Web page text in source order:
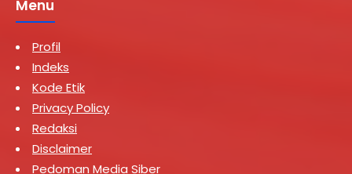
Menu
Profil
Indeks
Kode Etik
Privacy Policy
Redaksi
Disclaimer
Pedoman Media Siber